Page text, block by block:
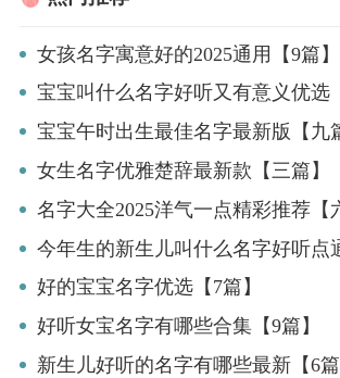
女孩名字寓意好的2025通用【9篇】
宝宝叫什么名字好听又有意义优选【九篇
宝宝午时出生最佳名字最新版【九
女生名字优雅楚辞最新款【三篇】
名字大全2025洋气一点精彩推荐【六篇
今年生的新生儿叫什么名字好听点通用【4篇
好的宝宝名字优选【7篇】
好听女宝名字有哪些合集【9篇】
新生儿好听的名字有哪些最新【6篇